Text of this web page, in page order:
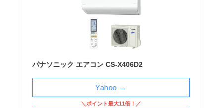
パナソニック エアコン CS-X406D2
＼ポイント最大11倍！／
Yahoo →